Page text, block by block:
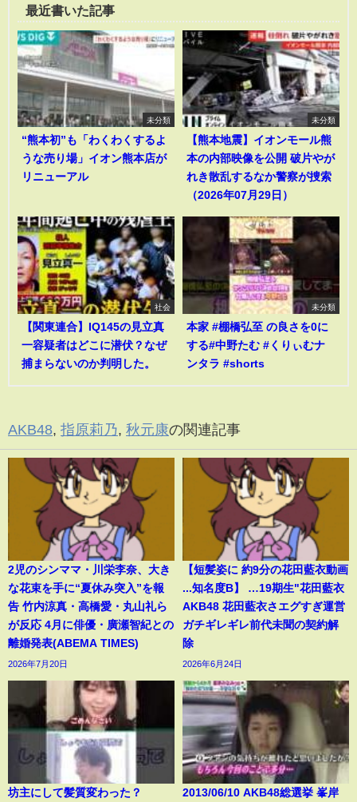
最近書いた記事
未分類
“熊本初”も「わくわくするよ
うな売り場」イオン熊本店が
リニューアル
未分類
【熊本地震】イオンモール熊
本の内部映像を公開 破片やが
れき散乱するなか警察が捜索
（2026年07月29日）
社会
【関東連合】IQ145の見立真
一容疑者はどこに潜伏？なぜ
捕まらないのか判明した。
未分類
本家 #棚橋弘至 の良さを0に
する#中野たむ #くりぃむナ
ンタラ #shorts
AKB48, 指原莉乃, 秋元康の関連記事
2児のシンママ・川栄李奈、大き
な花束を手に“夏休み突入”を報
告 竹内涼真・高橋愛・丸山礼ら
が反応 4月に俳優・廣瀬智紀との
離婚発表(ABEMA TIMES)
2026年7月20日
【短髪姿に 約9分の花田藍衣動画
...知名度B】 …19期生"花田藍衣
AKB48 花田藍衣さエグすぎ運営
ガチギレギレ前代未聞の契約解
除
2026年6月24日
坊主にして髪質変わった？
2013/06/10 AKB48総選挙 峯岸